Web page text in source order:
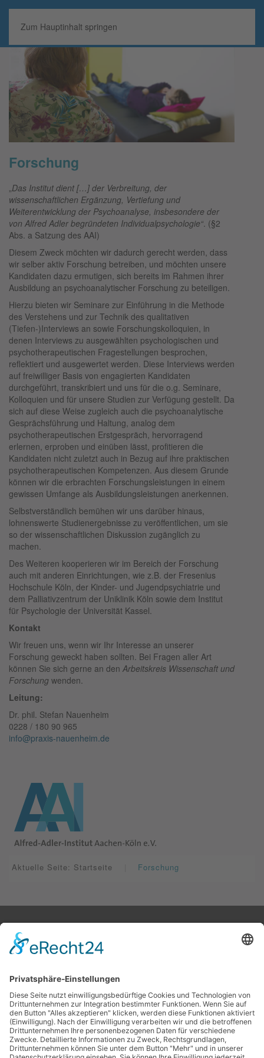
Zum Hauptinhalt springen
Forschung
„Das Institut dient […] der Verbreitung, der
wissenschaftlichen Ergänzung, Vertiefung und
Weiterentwicklung der Psychoanalyse, insbesondere der
von Alfred Adler begründeten Individualpsychologie“ . (§2
Abs. a Satzung des AAI)
Diesem Zweck möchten wir dadurch gerecht werden, dass
wir selber aktiv Forschung betreiben, und möchten unsere
Kandidaten dazu ermutigen, sich bereits im Rahmen ihrer
Ausbildung an psychoanalytischer Forschung zu beteiligen.
Hierzu bieten wir Seminare zur Einführung in die Methode
des Verstehens und zur Technik des qualitativen
(Tiefen-)Interviews an sowie Forschungskolloquien, in
denen Interviews zu ausgewählten psychologischen und
psychotherapeutischen Fragestellungen besprochen,
reflektiert und ausgewertet werden. Diese Interviews werden
auf freiwilliger Basis von engagierten Kandidaten
durchgeführt, transkribiert und uns für die o.g. Seminare,
Kolloquien und für unsere Studien zur Verfügung gestellt. Da
sich auf diese Weise zugleich auch die psychoanalytische
Gesprächsführung und Haltung, analog dem
psychotherapeutischen Erstgespräch, hervorragend
erlernen, erproben und einüben lässt, profitieren die
Kandidaten nicht zuletzt auch in Bezug auf ihre praktischen
psychotherapeutischen Kompetenzen. Aus diesem Grunde
können wir die erbrachten Forschungsleistungen in einem
gewissen Umfange als Ausbildungsleistungen anerkennen.
Selbstverständlich bemühen wir uns darüber hinaus,
lohnenswerte Studienergebnisse zu ver­öffentlichen, um sie
so der wissenschaftlichen Diskussion zugänglich zu
machen.
Des Weiteren kooperieren wir im Bereich der Forschung
auch mit anderen Einrichtungen, wie z.B. der Fresenius
Hochschule Köln, der Kinder- und Jugendpsychiatrie und
dem Palliativzentrum der Uniklinik Köln sowie dem Institut
für Psychologie der Universität Kassel.
Kontakt
Wir freuen uns, wenn wir Ihr Interesse an unserer
Forschung geweckt haben sollten. Bei Fragen aller Art
können Sie sich gerne an den Arbeitskreis Wissenschaft und
Forschung wenden.
Leitung:
Dr. phil. Stefan Nauenheim
0228 / 180 90 965
info@praxis-nauenheim.de
Aktuelle Seite: Startseite Forschung
ALFRED-ADLER-INSTITUT AACHEN-KÖLN e.V.
Konrad-Adenauer-Ufer 33
KONTAKT
Tel. 0221/430 10 44
Fax 0221/943 97 86
info@aai-aachen-koeln.de
SPRECHSTUNDEN